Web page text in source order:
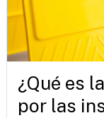
¿Qué es
por las